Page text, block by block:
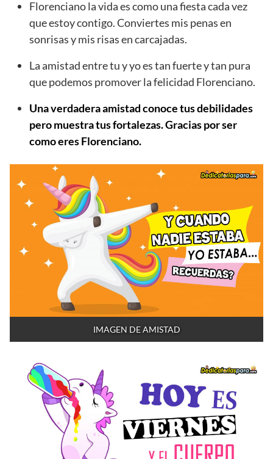
Florenciano la vida es como una fiesta cada vez
que estoy contigo. Conviertes mis penas en
sonrisas y mis risas en carcajadas.
La amistad entre tu y yo es tan fuerte y tan pura
que podemos promover la felicidad Florenciano.
Una verdadera amistad conoce tus debilidades
pero muestra tus fortalezas. Gracias por ser
como eres Florenciano.
IMAGEN DE AMISTAD